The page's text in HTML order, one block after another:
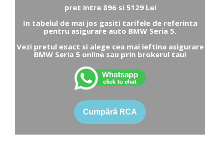
pret intre 896 si 5129 Lei
In tabelul de mai jos gasiti tarifele de referinta
pentru asigurare auto BMW Seria 5.
Vezi pretul exact si alege cea mai ieftina asigurare
BMW Seria 5 online sau prin brokerul tau!
Cumpără RCA